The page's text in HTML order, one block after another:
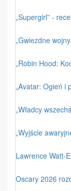
„Supergirl” -
„Gwiezdne
„Robin Hood:
„Avatar: Ogień i
„Władcy
„Wyjście
Lawrence Watt-
Oscary 2026